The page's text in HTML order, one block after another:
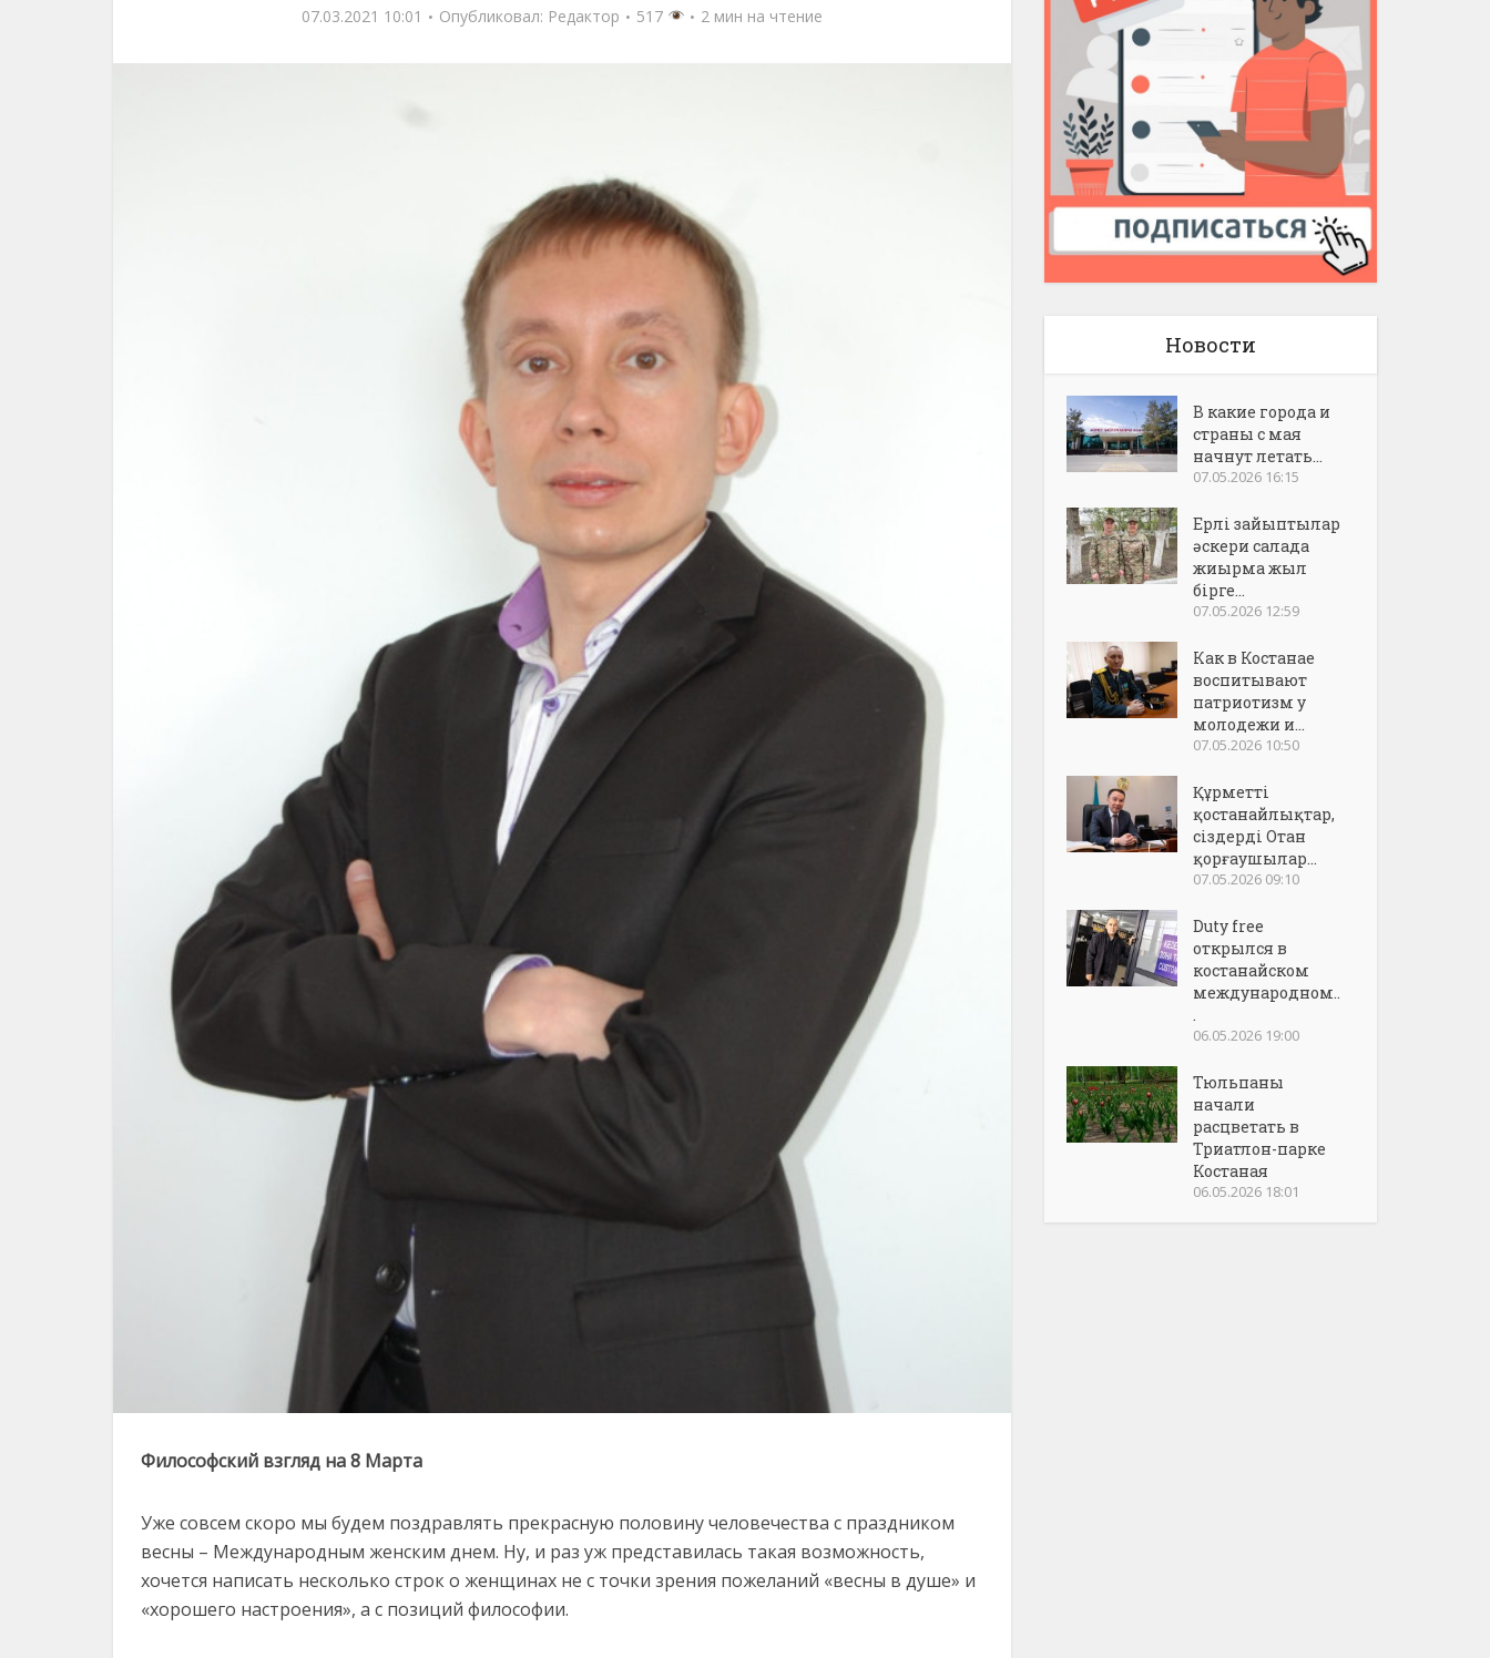
07.03.2021 10:01 Опубликовал: Редактор 517 2 мин на чтение
Философский взгляд на 8 Марта
Уже совсем скоро мы будем поздравлять прекрасную половину человечества с праздником
весны – Международным женским днем. Ну, и раз уж представилась такая возможность,
хочется написать несколько строк о женщинах не с точки зрения пожеланий «весны в душе» и
«хорошего настроения», а с позиций философии.
Новости
В какие города и
страны с мая
начнут летать...
07.05.2026 16:15
Ерлі зайыптылар
әскери салада
жиырма жыл
бірге...
07.05.2026 12:59
Как в Костанае
воспитывают
патриотизм у
молодежи и...
07.05.2026 10:50
Құрметті
қостанайлықтар,
сіздерді Отан
қорғаушылар...
07.05.2026 09:10
Duty free
открылся в
костанайском
международном..
.
06.05.2026 19:00
Тюльпаны
начали
расцветать в
Триатлон-парке
Костаная
06.05.2026 18:01